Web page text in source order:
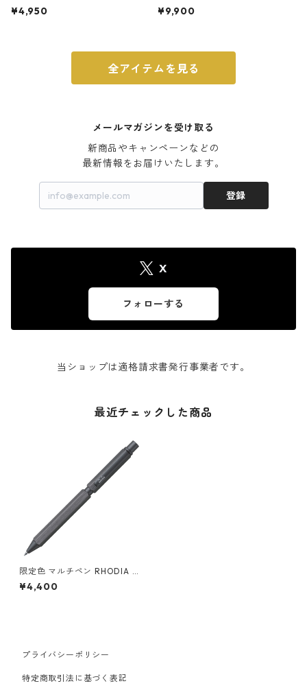
ト 3号 ブラック
¥4,950
m ガス火・IH対応 鉄フライパン
¥9,900
全アイテムを見る
メールマガジンを受け取る
新商品やキャンペーンなどの
最新情報をお届けいたします。
登録
X
フォローする
当ショップは適格請求書発行事業者です。
最近チェックした商品
限定色 マルチペン RHODIA M
ULTI PEN 3 in 1 Limited 202
4 ロディア マルチペン 3 in 1
¥4,400
プライバシーポリシー
特定商取引法に基づく表記